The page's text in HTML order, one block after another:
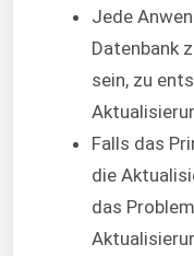
Jede
Datenbank
sein, zu
Falls das
die
das